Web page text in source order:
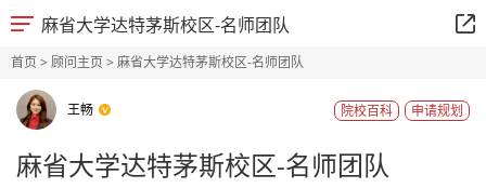
麻省大学达特茅斯校区-名师团队
首页> 顾问主页> 麻省大学达特茅斯校区-名师团队
王畅 申请规划
院校百科
麻省大学达特茅斯校区-名师团队